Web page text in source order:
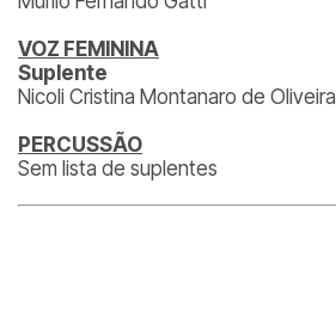
VOZ FEMININA
Suplente
Nicoli Cristina Montanaro de Oliveira
PERCUSSÃO
Sem lista de suplentes